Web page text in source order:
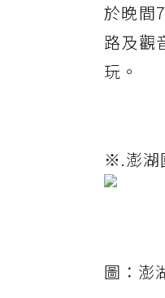
於晚間
路及觀
玩。
※.澎湖
圖：澎